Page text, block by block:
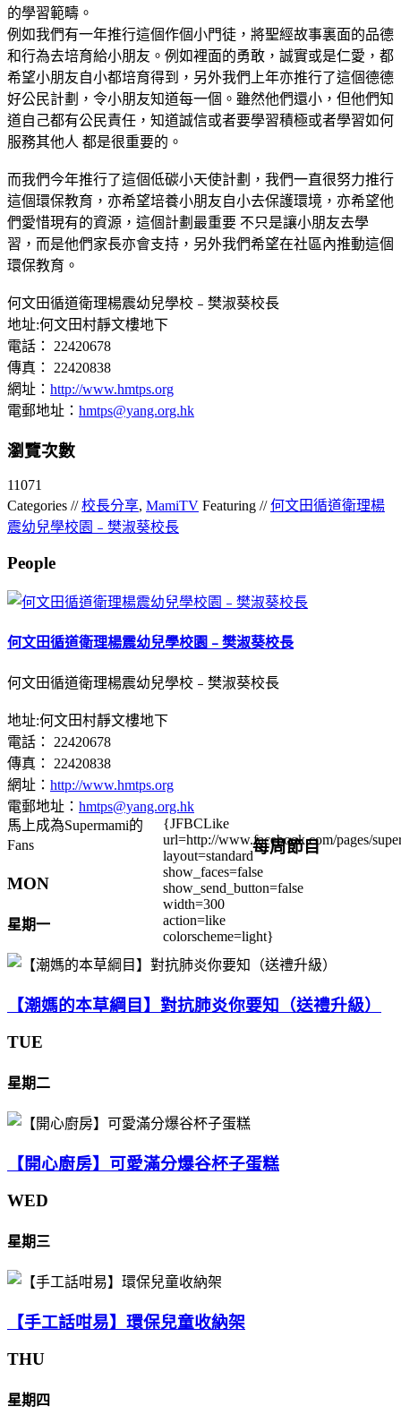
的學習範疇。
例如我們有一年推行這個作個小門徒，將聖經故事裏面的品德
和行為去培育給小朋友。例如裡面的勇敢，誠實或是仁愛，都
希望小朋友自小都培育得到，另外我們上年亦推行了這個德德
好公民計劃，令小朋友知道每一個。雖然他們還小，但他們知
道自己都有公民責任，知道誠信或者要學習積極或者學習如何
服務其他人 都是很重要的。
而我們今年推行了這個低碳小天使計劃，我們一直很努力推行
這個環保教育，亦希望培養小朋友自小去保護環境，亦希望他
們愛惜現有的資源，這個計劃最重要 不只是讓小朋友去學
習，而是他們家長亦會支持，另外我們希望在社區內推動這個
環保教育。
何文田循道衛理楊震幼兒學校﹣樊淑葵校長
地址:何文田村靜文樓地下
電話： 22420678
傳真： 22420838
網址： http://www.hmtps.org
電郵地址： hmtps@yang.org.hk
瀏覽次數
11071
Categories //校長分享, MamiTV Featuring //何文田循道衛理楊
震幼兒學校園﹣樊淑葵校長
People
何文田循道衛理楊震幼兒學校園﹣樊淑葵校長
何文田循道衛理楊震幼兒學校﹣樊淑葵校長
地址:何文田村靜文樓地下
電話： 22420678
傳真： 22420838
網址： http://www.hmtps.org
電郵地址： hmtps@yang.org.hk
馬上成為Supermami的
Fans
{JFBCLike
url=http://www.facebook.com/pages/
layout=standard
show_faces=false
show_send_button=false
width=300
action=like
colorscheme=light}
每周節目
MON
星期一
【潮媽的本草綱目】對抗肺炎你要知（送禮升級）
TUE
星期二
【開心廚房】可愛滿分爆谷杯子蛋糕
WED
星期三
【手工話咁易】環保兒童收納架
THU
星期四